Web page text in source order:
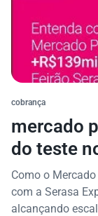
cobrança
mercado
do teste
api que
no último
Como o
com a Serasa
alcançando